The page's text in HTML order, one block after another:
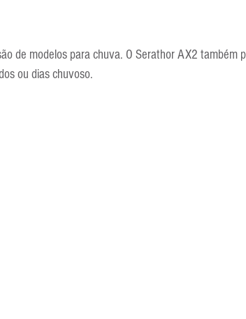
de modelos para chuva. O Serathor AX2 também
ou dias chuvoso.